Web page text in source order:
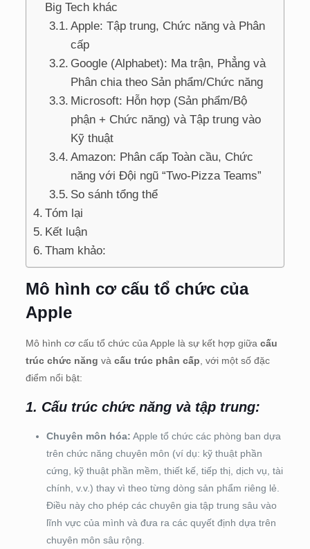
Big Tech khác
Apple: Tập trung, Chức năng và Phân
cấp
Google (Alphabet): Ma trận, Phẳng và
Phân chia theo Sản phẩm/Chức năng
Microsoft: Hỗn hợp (Sản phẩm/Bộ
phận + Chức năng) và Tập trung vào
Kỹ thuật
Amazon: Phân cấp Toàn cầu, Chức
năng với Đội ngũ “Two-Pizza Teams”
So sánh tổng thể
Tóm lại
Kết luận
Tham khảo:
Mô hình cơ cấu tổ chức của
Apple
Mô hình cơ cấu tổ chức của Apple là sự kết hợp giữa cấu
trúc chức năng và cấu trúc phân cấp, với một số đặc
điểm nổi bật:
1. Cấu trúc chức năng và tập trung:
Chuyên môn hóa: Apple tổ chức các phòng ban dựa
trên chức năng chuyên môn (ví dụ: kỹ thuật phần
cứng, kỹ thuật phần mềm, thiết kế, tiếp thị, dịch vụ, tài
chính, v.v.) thay vì theo từng dòng sản phẩm riêng lẻ.
Điều này cho phép các chuyên gia tập trung sâu vào
lĩnh vực của mình và đưa ra các quyết định dựa trên
chuyên môn sâu rộng.